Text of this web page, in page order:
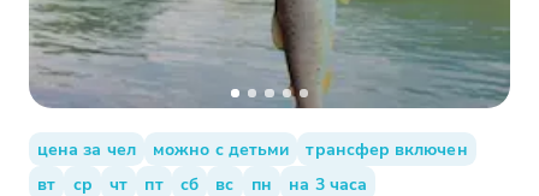
цена за чел можно с детьми
трансфер включен
вт
ср чт пт сб вс пн на 3 часа